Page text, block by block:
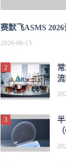
赛默飞ASMS
2026-06-15